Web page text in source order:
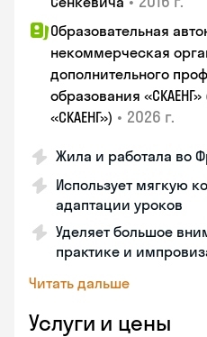
Образовательная
некоммерческая
дополнительного
образования
«СКАЕНГ») • 2026 г.
Жила и работала во
Использует мягкую
адаптации уроков
Уделяет большое
практике и
Читать дальше
Услуги и цены